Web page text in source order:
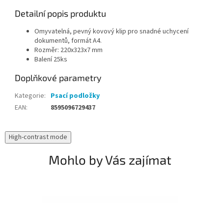
Detailní popis produktu
Omyvatelná, pevný kovový klip pro snadné uchycení
dokumentů, formát A4.
Rozměr: 220x323x7 mm
Balení 25ks
Doplňkové parametry
Kategorie: Psací podložky
EAN: 8595096729437
High-contrast mode
Mohlo by Vás zajímat